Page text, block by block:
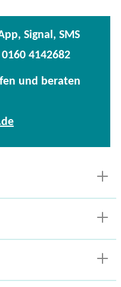
Signal, SMS
4142682
und beraten